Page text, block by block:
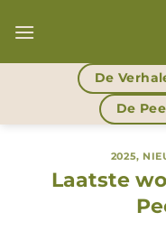
naar
De
De
2025,
Laatste